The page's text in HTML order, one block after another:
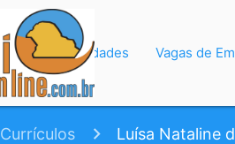
Início Variedades Vagas de
Currículos Luísa Nataline